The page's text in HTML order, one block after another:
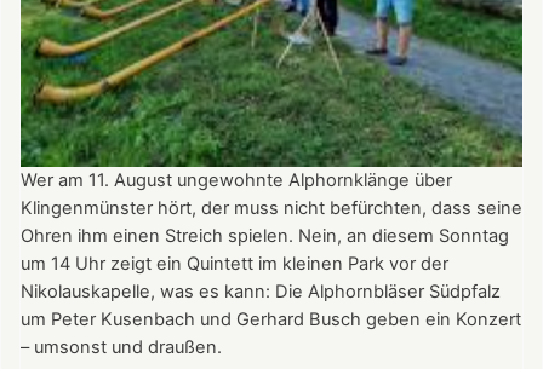
8.
September
2024
ganztägig
für
Besucher
geöffnet.
Wer am 11. August ungewohnte Alphornklänge über
Klingenmünster hört, der muss nicht befürchten, dass seine
Ohren ihm einen Streich spielen. Nein, an diesem Sonntag
um 14 Uhr zeigt ein Quintett im kleinen Park vor der
Nikolauskapelle, was es kann: Die Alphornbläser Südpfalz
um Peter Kusenbach und Gerhard Busch geben ein Konzert
– umsonst und draußen.